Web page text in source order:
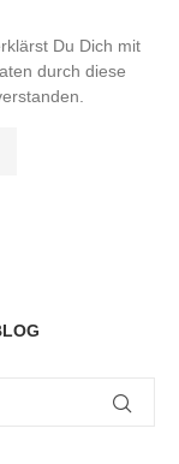
Du Dich mit
durch diese